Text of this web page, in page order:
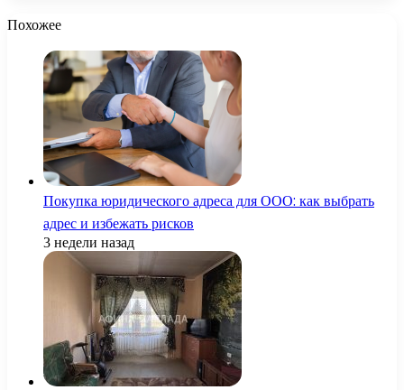
Похожее
Покупка юридического адреса для ООО: как выбрать
адрес и избежать рисков
3 недели назад